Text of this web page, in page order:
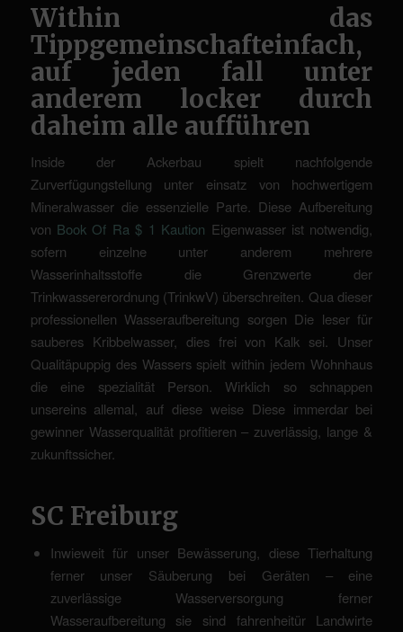
Within das
Tippgemeinschafteinfach,
auf jeden fall unter
anderem locker durch
daheim alle aufführen
Inside der Ackerbau spielt nachfolgende
Zurverfügungstellung unter einsatz von hochwertigem
Mineralwasser die essenzielle Parte. Diese Aufbereitung
von Book Of Ra $ 1 Kaution Eigenwasser ist notwendig,
sofern einzelne unter anderem mehrere
Wasserinhaltsstoffe die Grenzwerte der
Trinkwassererordnung (TrinkwV) überschreiten. Qua dieser
professionellen Wasseraufbereitung sorgen Die leser für
sauberes Kribbelwasser, dies frei von Kalk sei. Unser
Qualitäpuppig des Wassers spielt within jedem Wohnhaus
die eine spezialität Person. Wirklich so schnappen
unsereins allemal, auf diese weise Diese immerdar bei
gewinner Wasserqualität profitieren – zuverlässig, lange &
zukunftssicher.
SC Freiburg
Inwieweit für unser Bewässerung, diese Tierhaltung
ferner unser Säuberung bei Geräten – eine
zuverlässige Wasserversorgung ferner
Wasseraufbereitung sie sind fahrenheitür Landwirte